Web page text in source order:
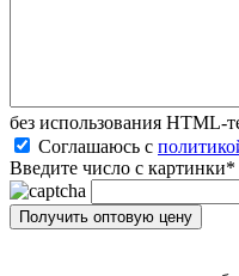
без иcпользования HTML-
Соглашаюсь с
Введите число с картинки*